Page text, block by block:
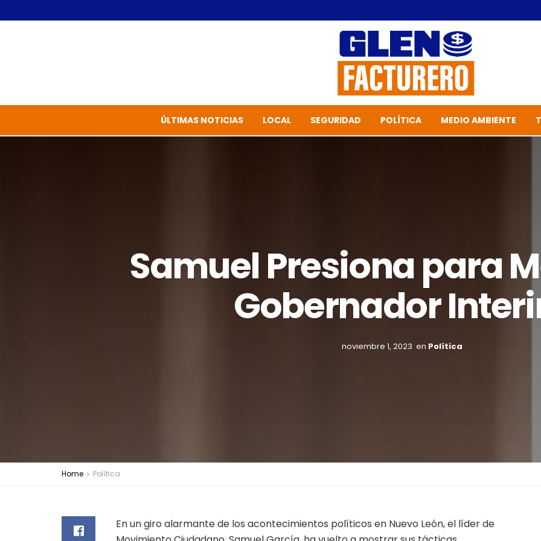
ÚLTIMAS NOTICIAS LOCAL SEGURIDAD POLÍTICA MEDIO AMBIENTE
Samuel Presiona para
Gobernador
noviembre 1, 2023 en Política
Home Política
En un giro alarmante de los acontecimientos políticos en Nuevo León, el líder de